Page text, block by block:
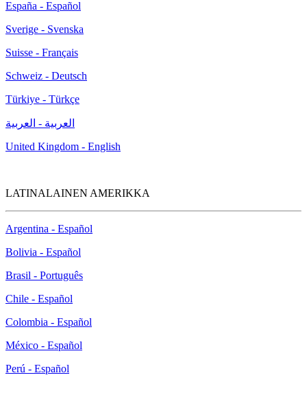
España - Español
Sverige - Svenska
Suisse - Français
Schweiz - Deutsch
Türkiye - Türkçe
العربية - العربية
United Kingdom - English
LATINALAINEN AMERIKKA
Argentina - Español
Bolivia - Español
Brasil - Português
Chile - Español
Colombia - Español
México - Español
Perú - Español